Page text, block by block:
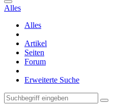
Alles
Alles
Artikel
Seiten
Forum
Erweiterte Suche